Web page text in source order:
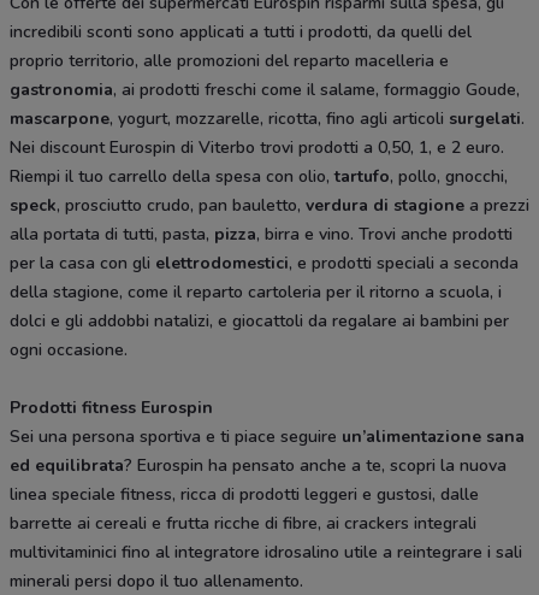
incredibili sconti sono applicati a tutti i prodotti, da quelli del
proprio territorio, alle promozioni del reparto macelleria e
gastronomia, ai prodotti freschi come il salame, formaggio Goude,
mascarpone, yogurt, mozzarelle, ricotta, fino agli articoli surgelati.
Nei discount Eurospin di Viterbo trovi prodotti a 0,50, 1, e 2 euro.
Riempi il tuo carrello della spesa con olio,tartufo, pollo, gnocchi,
speck, prosciutto crudo, pan bauletto, verdura di stagione a prezzi
alla portata di tutti, pasta, pizza, birra e vino. Trovi anche prodotti
per la casa con gli elettrodomestici, e prodotti speciali a seconda
della stagione, come il reparto cartoleria per il ritorno a scuola, i
dolci e gli addobbi natalizi, e giocattoli da regalare ai bambini per
ogni occasione.
Prodotti fitness Eurospin
Sei una persona sportiva e ti piace seguire un’alimentazione sana
ed equilibrata? Eurospin ha pensato anche a te, scopri la nuova
linea speciale fitness, ricca di prodotti leggeri e gustosi, dalle
barrette ai cereali e frutta ricche di fibre, ai crackers integrali
multivitaminici fino al integratore idrosalino utile a reintegrare i sali
minerali persi dopo il tuo allenamento.